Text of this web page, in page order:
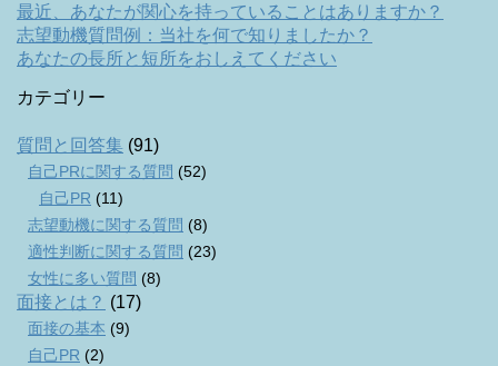
最近、あなたが関心を持っていることはありますか？
志望動機質問例：当社を何で知りましたか？
あなたの長所と短所をおしえてください
カテゴリー
質問と回答集 (91)
自己PRに関する質問 (52)
自己PR (11)
志望動機に関する質問 (8)
適性判断に関する質問 (23)
女性に多い質問 (8)
面接とは？ (17)
面接の基本 (9)
自己PR (2)